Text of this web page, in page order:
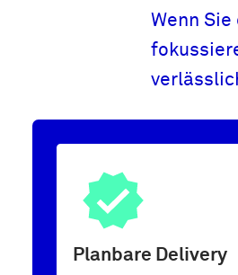
Wenn
Planbare Delivery